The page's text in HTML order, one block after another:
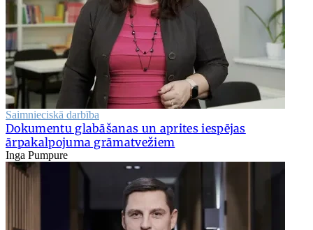
Saimnieciskā darbība
Dokumentu glabāšanas un aprites iespējas
ārpakalpojuma grāmatvežiem
Inga Pumpure